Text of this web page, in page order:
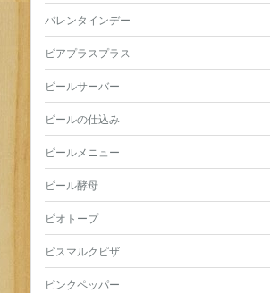
バレンタインデー
ビアプラスプラス
ビールサーバー
ビールの仕込み
ビールメニュー
ビール酵母
ビオトープ
ビスマルクピザ
ピンクペッパー